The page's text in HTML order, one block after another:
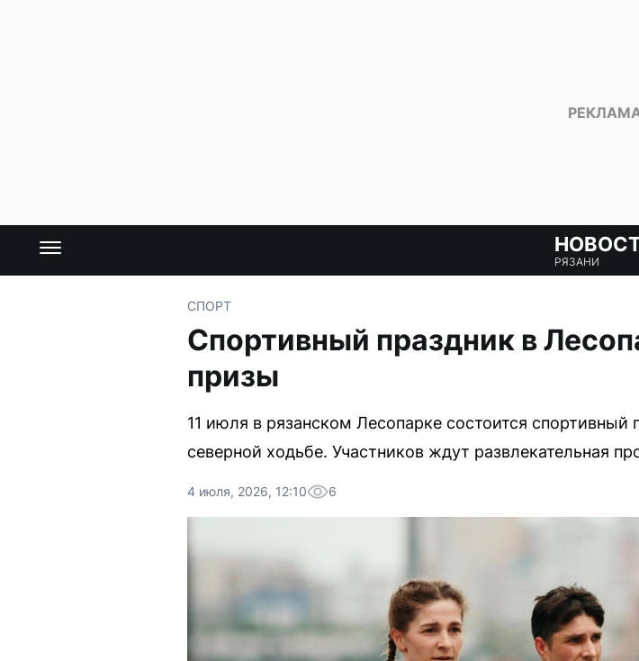
РЯЗАНИ
СПОРТ
Спортивный праздник в
призы
11 июля в рязанском Лесопарке состоится
северной ходьбе. Участников ждут развлекательная
4 июля, 2026, 12:10 6